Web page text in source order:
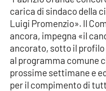
Sport
RUBRICHE
Good Morning Vietnam
carica di sindaco della
Luigi Promenzio». Il
ancora, impegna «il
ancorato, sotto il
al programma comune
prossime settimane e
per il compimento di